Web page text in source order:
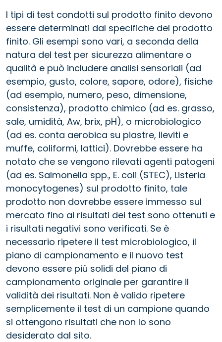
I tipi di test condotti sul prodotto finito devono
essere determinati dal specifiche del prodotto
finito. Gli esempi sono vari, a seconda della
natura del test per sicurezza alimentare o
qualità e può includere analisi sensoriali (ad
esempio, gusto, colore, sapore, odore), fisiche
(ad esempio, numero, peso, dimensione,
consistenza), prodotto chimico (ad es. grasso,
sale, umidità, Aw, brix, pH), o microbiologico
(ad es. conta aerobica su piastre, lieviti e
muffe, coliformi, lattici). Dovrebbe essere ha
notato che se vengono rilevati agenti patogeni
(ad es. Salmonella spp., E. coli (STEC), Listeria
monocytogenes) sul prodotto finito, tale
prodotto non dovrebbe essere immesso sul
mercato fino ai risultati dei test sono ottenuti e
i risultati negativi sono verificati. Se è
necessario ripetere il test microbiologico, il
piano di campionamento e il nuovo test
devono essere più solidi del piano di
campionamento originale per garantire il
validità dei risultati. Non è valido ripetere
semplicemente il test di un campione quando
si ottengono risultati che non lo sono
desiderato dal sito.